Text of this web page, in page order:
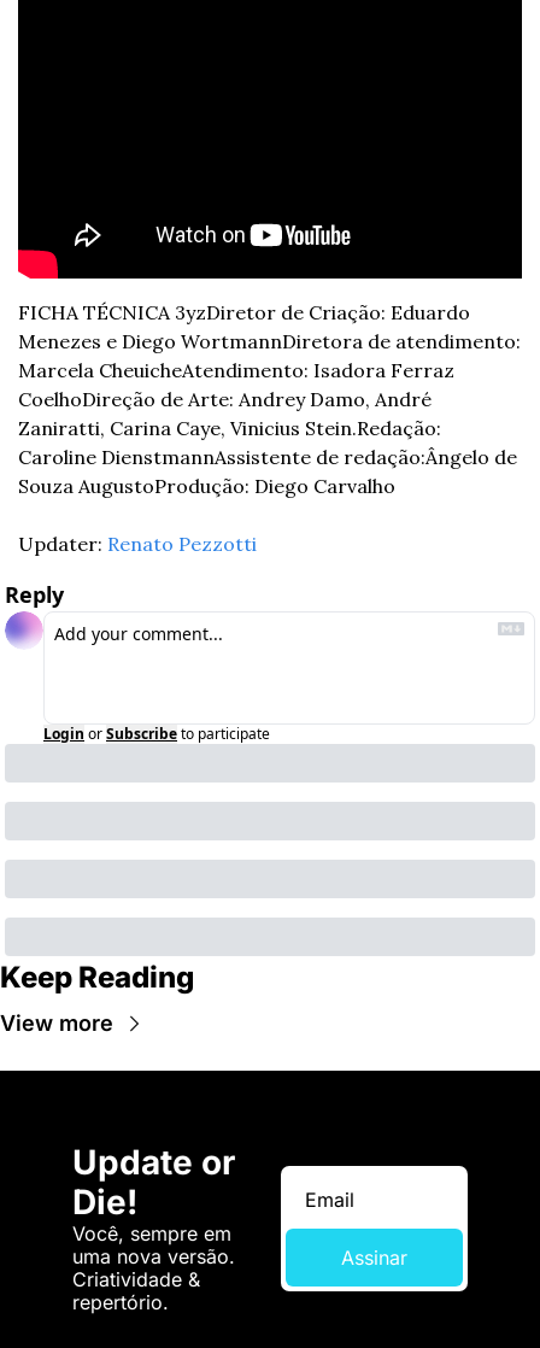
FICHA TÉCNICA 3yzDiretor de Criação: Eduardo
Menezes e Diego WortmannDiretora de atendimento:
Marcela CheuicheAtendimento: Isadora Ferraz
CoelhoDireção de Arte: Andrey Damo, André
Zaniratti, Carina Caye, Vinicius Stein.Redação:
Caroline DienstmannAssistente de redação:Ângelo de
Souza AugustoProdução: Diego Carvalho
Updater: Renato Pezzotti
Reply
Login orSubscribeto participate
Keep Reading
View more
Update or
Die!
Você, sempre em
uma nova versão.
Criatividade &
repertório.
Assinar